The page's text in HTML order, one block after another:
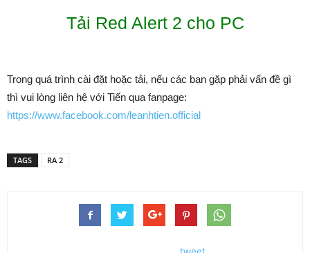
Tải Red Alert 2 cho PC
Trong quá trình cài đặt hoặc tải, nếu các bạn gặp phải vấn đề gì
thì vui lòng liên hệ với Tiến qua fanpage:
https://www.facebook.com/leanhtien.official
TAGS RA 2